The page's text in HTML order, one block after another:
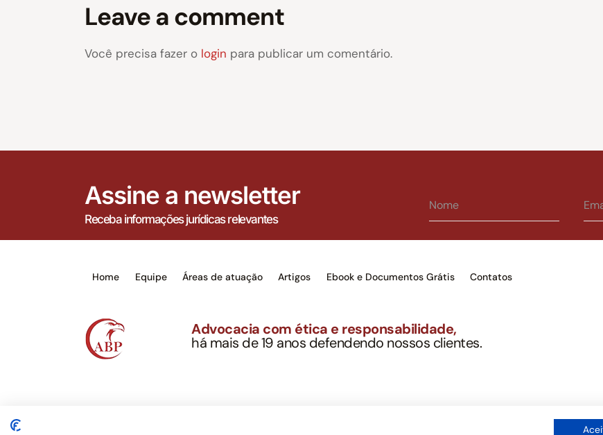
Leave a comment
Você precisa fazer o login para publicar um comentário.
Assine a newsletter
Receba informações jurídicas relevantes
Home Equipe Áreas de atuação Artigos Ebook e Documentos Grátis Contatos
Advocacia com ética e responsabilidade,
há mais de 19 anos defendendo nossos clientes.
Este site não é um produto Meta Platforms, Inc., Google LLC, tampouco oferece serviços públicos oficiais. Somos
serviços jurídicos, privativos de advogados, de acordo com a legislação vigente e o Código de Ética e Disciplina da